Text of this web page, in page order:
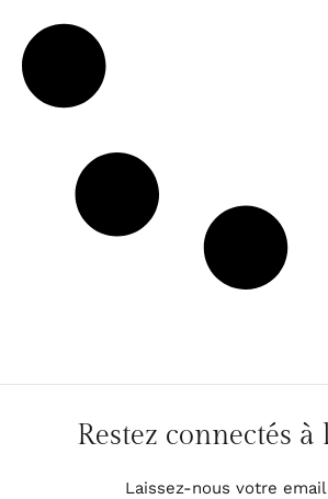
Restez connectés
Laissez-nous votre